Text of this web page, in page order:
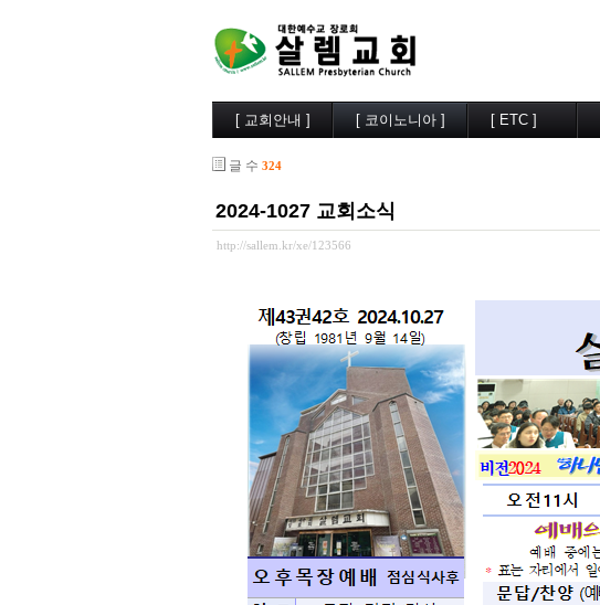
[ 교회안내 ]
예배시간
부교역자
시무장로
[ 코이노니아 ]
살렘목장
[ ETC ]
글 수 324
2024-1027 교회소식
http://sallem.kr/xe/123566